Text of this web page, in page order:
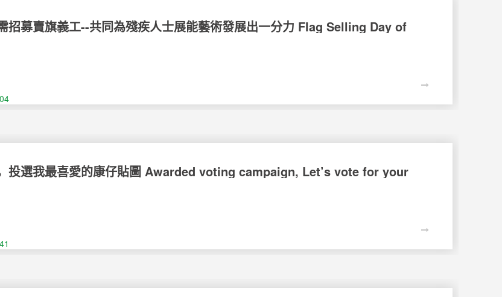
招募賣旗義工--共同為殘疾人士展能藝術發展出一分力 Flag Selling Day of
投選我最喜愛的康仔貼圖 Awarded voting campaign, Let’s vote for your